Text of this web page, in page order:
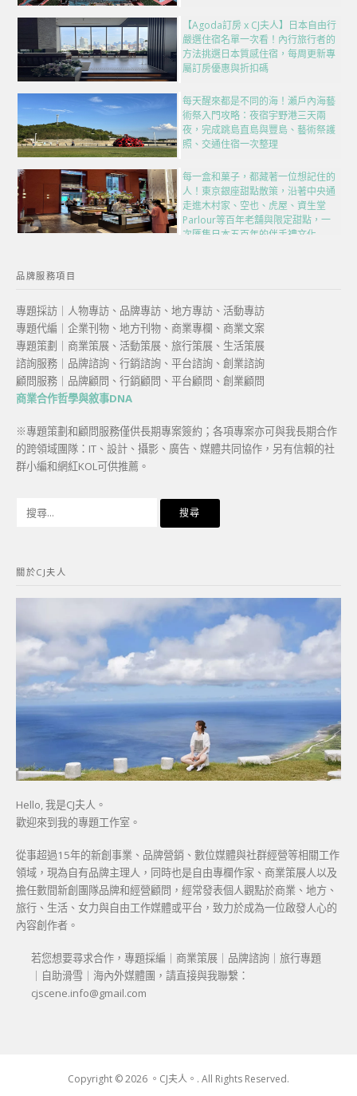
【Agoda訂房 x CJ夫人】日本自由行
嚴選住宿名單一次看！內行旅行者的
方法挑選日本質感住宿，每周更新專
屬訂房優惠與折扣碼
每天醒來都是不同的海！瀨戶內海藝
術祭入門攻略：夜宿宇野港三天兩
夜，完成跳島直島與豐島、藝術祭護
照、交通住宿一次整理
每一盒和菓子，都藏著一位想記住的
人！東京銀座甜點散策，沿著中央通
走進木村家、空也、虎屋、資生堂
Parlour等百年老舖與限定甜點，一
次匯集日本五百年的伴手禮文化
品牌服務項目
專題採訪｜人物專訪、品牌專訪、地方專訪、活動專訪
專題代編｜企業刊物、地方刊物、商業專欄、商業文案
專題策劃｜商業策展、活動策展、旅行策展、生活策展
諮詢服務｜品牌諮詢、行銷諮詢、平台諮詢、創業諮詢
顧問服務｜品牌顧問、行銷顧問、平台顧問、創業顧問
商業合作哲學與敘事DNA
※專題策劃和顧問服務僅供長期專案簽約；各項專案亦可與我長期合作
的跨領域團隊：IT、設計、攝影、廣告、媒體共同協作，另有信賴的社
群小編和網紅KOL可供推薦。
字:
關於CJ夫人
Hello, 我是CJ夫人。
歡迎來到我的專題工作室。
從事超過15年的新創事業、品牌營銷、數位媒體與社群經營等相關工作
領域，現為自有品牌主理人，同時也是自由專欄作家、商業策展人以及
擔任數間新創團隊品牌和經營顧問，經常發表個人觀點於商業、地方、
旅行、生活、女力與自由工作媒體或平台，致力於成為一位啟發人心的
內容創作者。
若您想要尋求合作，專題採編｜商業策展｜品牌諮詢｜旅行專題
｜自助滑雪｜海內外媒體團，請直接與我聯繫：
cjscene.info@gmail.com
Copyright © 2026 。CJ夫人。. All Rights Reserved.